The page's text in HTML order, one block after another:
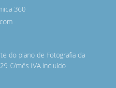
360
do plano de Fotografia da
€/mês IVA incluído